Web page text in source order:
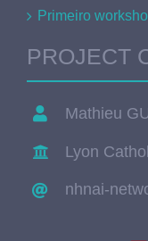
Primeiro
PROJECT
Mathieu
Lyon
nhnai-